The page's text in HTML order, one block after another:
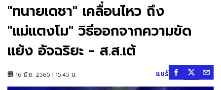
"ทนายเดชา" เคลื่อนไหว ถึง
"แม่แตงโม" วิธีออกจากความขัด
แย้ง อัจฉริยะ - ส.ส.เต้
16 มิ.ย. 2565 | 15:45 น. แชร์